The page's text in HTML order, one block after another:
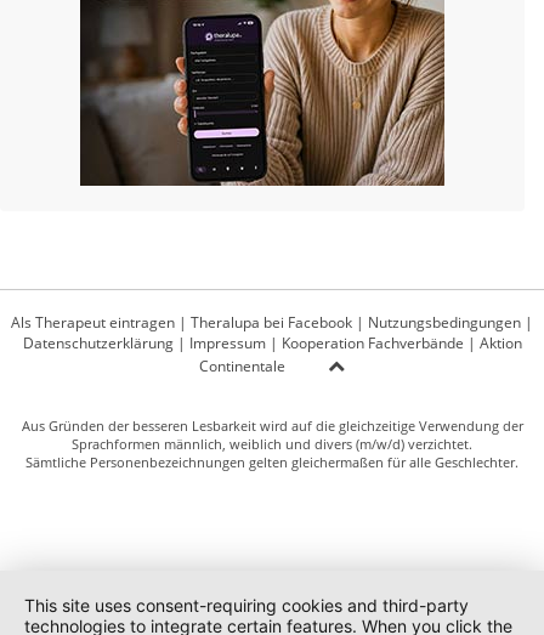
Als Therapeut eintragen | Theralupa bei Facebook | Nutzungsbedingungen |
Datenschutzerklärung| Impressum| Kooperation Fachverbände | Aktion
Continentale
Aus Gründen der besseren Lesbarkeit wird auf die gleichzeitige Verwendung der
Sprachformen männlich, weiblich und divers (m/w/d) verzichtet.
Sämtliche Personenbezeichnungen gelten gleichermaßen für alle Geschlechter.
This site uses consent-requiring cookies and third-party
technologies to integrate certain features. When you click the